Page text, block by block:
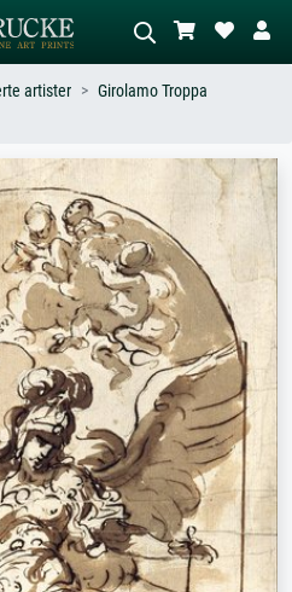
Beskriv scenen – for eksempel grønn
eng, abstrakt med mye rødt, mørkt
oljemaleri, stående akt ved et tre.
artister
Girolamo Troppa